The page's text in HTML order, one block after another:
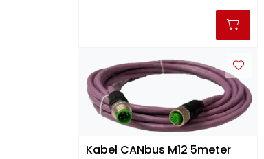
Kabel CANbus M12 5meter